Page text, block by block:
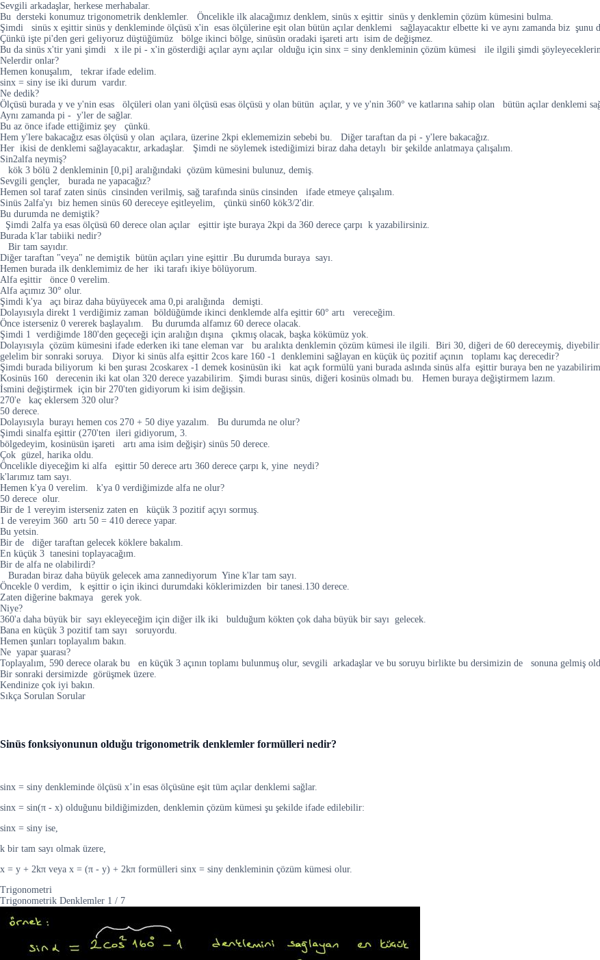
Sevgili arkadaşlar, herkese merhabalar.
Bu dersteki konumuz trigonometrik denklemler. Öncelikle ilk alacağımız denklem, sinüs x eşittir sinüs y denklemin çözüm kümesini bulma.
Şimdi sinüs x eşittir sinüs y denkleminde ölçüsü x'in esas ölçülerine eşit olan bütün açılar denklemi sağlayacaktır elbette ki ve aynı zamanda biz
Çünkü işte pi'den geri geliyoruz düştüğümüz bölge ikinci bölge, sinüsün oradaki işareti artı isim de değişmez.
Bu da sinüs x'tir yani şimdi x ile pi - x'in gösterdiği açılar aynı açılar olduğu için sinx = siny denkleminin çözüm kümesi ile ilgili şimdi
Nelerdir onlar?
Hemen konuşalım, tekrar ifade edelim.
sinx = siny ise iki durum vardır.
Ne dedik?
Ölçüsü burada y ve y'nin esas ölçüleri olan yani ölçüsü esas ölçüsü y olan bütün açılar, y ve y'nin 360° ve katlarına sahip olan bütün açılar denklemi
Aynı zamanda pi - y'ler de sağlar.
Bu az önce ifade ettiğimiz şey çünkü.
Hem y'lere bakacağız esas ölçüsü y olan açılara, üzerine 2kpi eklememizin sebebi bu. Diğer taraftan da pi - y'lere bakacağız.
Her ikisi de denklemi sağlayacaktır, arkadaşlar. Şimdi ne söylemek istediğimizi biraz daha detaylı bir şekilde anlatmaya çalışalım.
Sin2alfa neymiş?
kök 3 bölü 2 denkleminin [0,pi] aralığındaki çözüm kümesini bulunuz, demiş.
Sevgili gençler, burada ne yapacağız?
Hemen sol taraf zaten sinüs cinsinden verilmiş, sağ tarafında sinüs cinsinden ifade etmeye çalışalım.
Sinüs 2alfa'yı biz hemen sinüs 60 dereceye eşitleyelim, çünkü sin60 kök3/2'dir.
Bu durumda ne demiştik?
Şimdi 2alfa ya esas ölçüsü 60 derece olan açılar eşittir işte buraya 2kpi da 360 derece çarpı k yazabilirsiniz.
Burada k'lar tabiiki nedir?
Bir tam sayıdır.
Diğer taraftan "veya" ne demiştik bütün açıları yine eşittir .Bu durumda buraya sayı.
Hemen burada ilk denklemimiz de her iki tarafı ikiye bölüyorum.
Alfa eşittir önce 0 verelim.
Alfa açımız 30° olur.
Şimdi k'ya açı biraz daha büyüyecek ama 0,pi aralığında demişti.
Dolayısıyla direkt 1 verdiğimiz zaman böldüğümde ikinci denklemde alfa eşittir 60° artı vereceğim.
Önce isterseniz 0 vererek başlayalım. Bu durumda alfamız 60 derece olacak.
Şimdi 1 verdiğimde 180'den geçeceği için aralığın dışına çıkmış olacak, başka kökümüz yok.
Dolayısıyla çözüm kümesini ifade ederken iki tane eleman var bu aralıkta denklemin çözüm kümesi ile ilgili. Biri 30, diğeri de 60 dereceymiş,
gelelim bir sonraki soruya. Diyor ki sinüs alfa eşittir 2cos kare 160 -1 denklemini sağlayan en küçük üç pozitif açının toplamı kaç derecedir?
Şimdi burada biliyorum ki ben şurası 2coskarex -1 demek kosinüsün iki kat açık formülü yani burada aslında sinüs alfa eşittir buraya ben ne
Kosinüs 160 derecenin iki kat olan 320 derece yazabilirim. Şimdi burası sinüs, diğeri kosinüs olmadı bu. Hemen buraya değiştirmem lazım.
İsmini değiştirmek için bir 270'ten gidiyorum ki isim değişsin.
270'e kaç eklersem 320 olur?
50 derece.
Dolayısıyla burayı hemen cos 270 + 50 diye yazalım. Bu durumda ne olur?
Şimdi sinalfa eşittir (270'ten ileri gidiyorum, 3.
bölgedeyim, kosinüsün işareti artı ama isim değişir) sinüs 50 derece.
Çok güzel, harika oldu.
Öncelikle diyeceğim ki alfa eşittir 50 derece artı 360 derece çarpı k, yine neydi?
k'larımız tam sayı.
Hemen k'ya 0 verelim. k'ya 0 verdiğimizde alfa ne olur?
50 derece olur.
Bir de 1 vereyim isterseniz zaten en küçük 3 pozitif açıyı sormuş.
1 de vereyim 360 artı 50 = 410 derece yapar.
Bu yetsin.
Bir de diğer taraftan gelecek köklere bakalım.
En küçük 3 tanesini toplayacağım.
Bir de alfa ne olabilirdi?
Buradan biraz daha büyük gelecek ama zannediyorum Yine k'lar tam sayı.
Öncekle 0 verdim, k eşittir o için ikinci durumdaki köklerimizden bir tanesi.130 derece.
Zaten diğerine bakmaya gerek yok.
Niye?
360'a daha büyük bir sayı ekleyeceğim için diğer ilk iki bulduğum kökten çok daha büyük bir sayı gelecek.
Bana en küçük 3 pozitif tam sayı soruyordu.
Hemen şunları toplayalım bakın.
Ne yapar şuarası?
Toplayalım, 590 derece olarak bu en küçük 3 açının toplamı bulunmuş olur, sevgili arkadaşlar ve bu soruyu birlikte bu dersimizin de sonuna gelmiş
Bir sonraki dersimizde görüşmek üzere.
Kendinize çok iyi bakın.
Sıkça Sorulan Sorular
Sinüs fonksiyonunun olduğu trigonometrik denklemler formülleri nedir?
sinx = siny denkleminde ölçüsü x’in esas ölçüsüne eşit tüm açılar denklemi sağlar.
sinx = sin(π - x) olduğunu bildiğimizden, denklemin çözüm kümesi şu şekilde ifade edilebilir:
sinx = siny ise,
k bir tam sayı olmak üzere,
x = y + 2kπ veya x = (π - y) + 2kπ formülleri sinx = siny denkleminin çözüm kümesi olur.
Trigonometri
Trigonometrik Denklemler 1 / 7